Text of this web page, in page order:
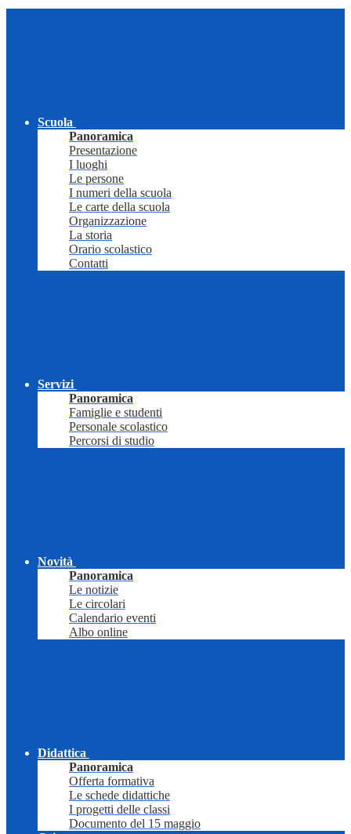
Scuola
Panoramica
Presentazione
I luoghi
Le persone
I numeri della scuola
Le carte della scuola
Organizzazione
La storia
Orario scolastico
Contatti
Servizi
Panoramica
Famiglie e studenti
Personale scolastico
Percorsi di studio
Novità
Panoramica
Le notizie
Le circolari
Calendario eventi
Albo online
Didattica
Panoramica
Offerta formativa
Le schede didattiche
I progetti delle classi
Documento del 15 maggio